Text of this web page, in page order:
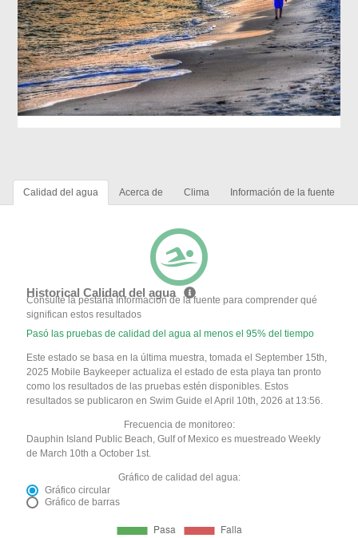
Calidad del agua Acerca de Clima Información de la fuente
Historical Calidad del agua
Consulte la pestaña Información de la fuente para comprender qué
significan estos resultados
Pasó las pruebas de calidad del agua al menos el 95% del tiempo
Este estado se basa en la última muestra, tomada el September 15th,
2025 Mobile Baykeeper actualiza el estado de esta playa tan pronto
como los resultados de las pruebas estén disponibles. Estos
resultados se publicaron en Swim Guide el April 10th, 2026 at 13:56.
Frecuencia de monitoreo:
Dauphin Island Public Beach, Gulf of Mexico es muestreado Weekly
de March 10th a October 1st.
Gráfico de calidad del agua:
Gráfico circular
Gráfico de barras